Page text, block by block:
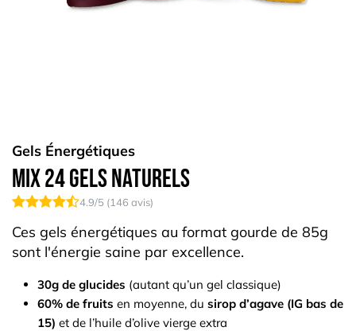
Gels Énergétiques
Mix 24 Gels naturels
4.9/5 (146 avis)
Ces gels énergétiques au format gourde de 85g
sont l'énergie saine par excellence.
30g de glucides (autant qu’un gel classique)
60% de fruits en moyenne, du sirop d’agave (IG bas de
15) et de l’huile d’olive vierge extra